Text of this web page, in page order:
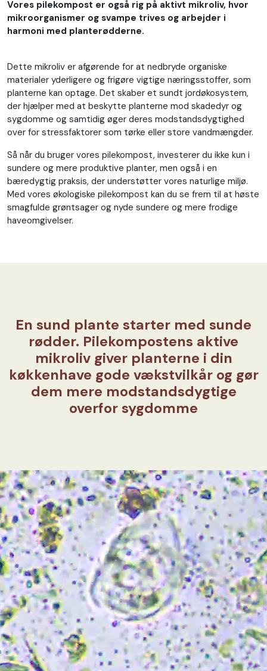
Vores pilekompost er også rig på aktivt mikroliv, hvor
mikroorganismer og svampe trives og arbejder i
harmoni med planterødderne.
Dette mikroliv er afgørende for at nedbryde organiske
materialer yderligere og frigøre vigtige næringsstoffer, som
planterne kan optage. Det skaber et sundt jordøkosystem,
der hjælper med at beskytte planterne mod skadedyr og
sygdomme og samtidig øger deres modstandsdygtighed
over for stressfaktorer som tørke eller store vandmængder.
Så når du bruger vores pilekompost, investerer du ikke kun i
sundere og mere produktive planter, men også i en
bæredygtig praksis, der understøtter vores naturlige miljø.
Med vores økologiske pilekompost kan du se frem til at høste
smagfulde grøntsager og nyde sundere og mere frodige
haveomgivelser.
En sund plante starter med sunde
rødder. Pilekompostens aktive
mikroliv giver planterne i din
køkkenhave gode vækstvilkår og gør
dem mere modstandsdygtige
overfor sygdomme